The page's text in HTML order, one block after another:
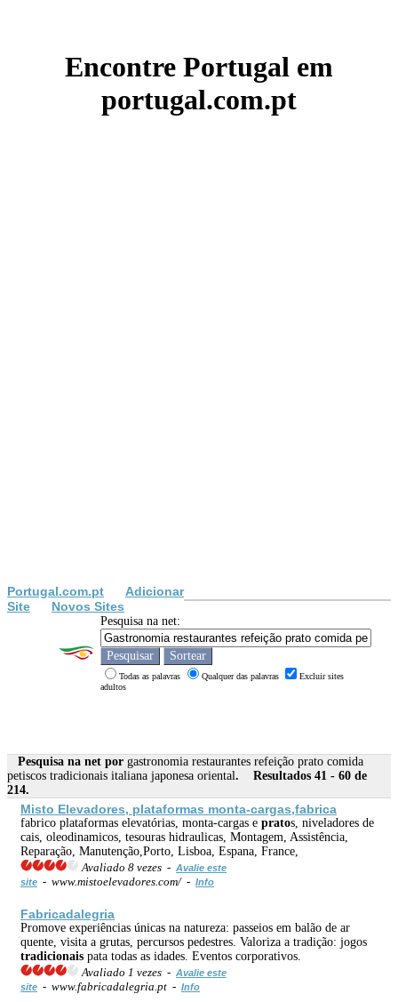
Encontre Portugal em
portugal.com.pt
Portugal.com.pt
Adicionar
Site
Novos Sites
Pesquisa na net:
Todas as palavras Qualquer das palavras
Excluir sites
adultos
Pesquisa na net por gastronomia restaurantes refeição prato comida
petiscos tradicionais italiana japonesa oriental. Resultados 41 - 60 de
214.
Misto Elevadores, plataformas monta-cargas,fabrica
fabrico plataformas elevatórias, monta-cargas e pratos, niveladores de
cais, oleodinamicos, tesouras hidraulicas, Montagem, Assistência,
Reparação, Manutenção,Porto, Lisboa, Espana, France,
Avaliado 8 vezes - Avalie este
site - www.mistoelevadores.com/ - Info
Fabricadalegria
Promove experiências únicas na natureza: passeios em balão de ar
quente, visita a grutas, percursos pedestres. Valoriza a tradição: jogos
tradicionais pata todas as idades. Eventos corporativos.
Avaliado 1 vezes - Avalie este
site - www.fabricadalegria.pt - Info